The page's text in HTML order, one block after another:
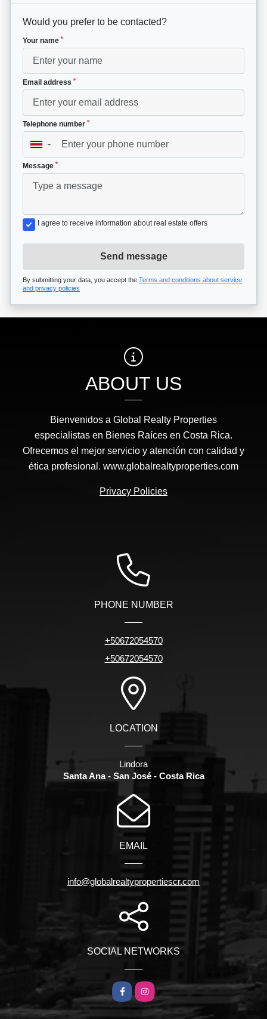
Would you prefer to be contacted?
Your name *
Email address *
Telephone number *
▼
Message *
I agree to receive information about real estate offers
Send message
By submitting your data, you accept the Terms and conditions about service
and privacy policies
ABOUT US
Bienvenidos a Global Realty Properties
especialistas en Bienes Raíces en Costa Rica.
Ofrecemos el mejor servicio y atención con calidad y
ética profesional. www.globalrealtyproperties.com
Privacy Policies
PHONE NUMBER
+50672054570
+50672054570
LOCATION
Lindora
Santa Ana - San José - Costa Rica
EMAIL
info@globalrealtypropertiescr.com
SOCIAL NETWORKS
FacebookInstagram